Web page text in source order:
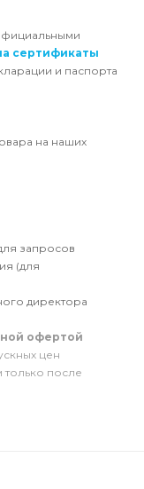
сертификаты
и паспорта
на наших
запросов
(для
директора
офертой
цен
только после